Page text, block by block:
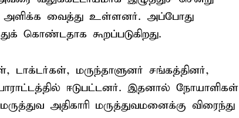
அளிக்க வைத்து உள்ளனர். அப்போது
கொண்டதாக கூறப்படுகிறது.
மருந்தாளுனர் சங்கத்தினர்,
ஈடுபட்டனர். இதனால் நோயாளிகள்
அதிகாரி மருத்துவமனைக்கு விரைந்து